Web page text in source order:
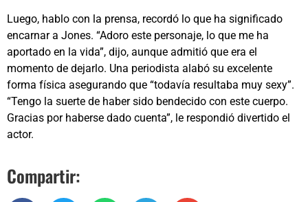
Luego, hablo con la prensa, recordó lo que ha significado
encarnar a Jones. “Adoro este personaje, lo que me ha
aportado en la vida”, dijo, aunque admitió que era el
momento de dejarlo. Una periodista alabó su excelente
forma física asegurando que “todavía resultaba muy sexy”.
“Tengo la suerte de haber sido bendecido con este cuerpo.
Gracias por haberse dado cuenta”, le respondió divertido el
actor.
Compartir: